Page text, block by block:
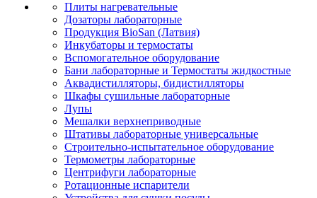
Плиты нагревательные
Дозаторы лабораторные
Продукция BioSan (Латвия)
Инкубаторы и термостаты
Вспомогательное оборудование
Бани лабораторные и Термостаты жидкостные
Аквадистилляторы, бидистилляторы
Шкафы сушильные лабораторные
Лупы
Мешалки верхнеприводные
Штативы лабораторные универсальные
Строительно-испытательное оборудование
Термометры лабораторные
Центрифуги лабораторные
Ротационные испарители